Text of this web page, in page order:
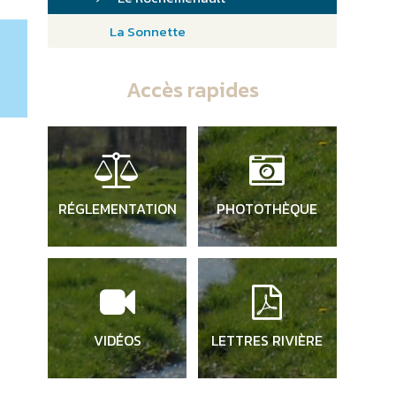
La Sonnette
Accès rapides
RÉGLEMENTATION PHOTOTHÈQUE
VIDÉOS LETTRES RIVIÈRE